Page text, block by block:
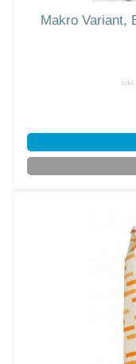
Makro Variant,